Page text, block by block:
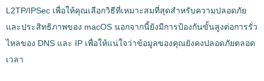
L2TP/IPSec เพื่อให้คุณเลือกวิธีที่เหมาะสมที่สุดสำหรับความปลอดภัย
และประสิทธิภาพของ macOS นอกจากนี้ยังมีการป้องกันขั้นสูงต่อการรั่ว
ไหลของ DNS และ IP เพื่อให้แน่ใจว่าข้อมูลของคุณยังคงปลอดภัยตลอด
เวลา